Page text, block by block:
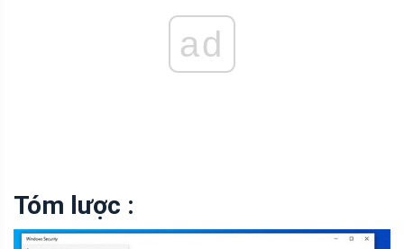
ad
Tóm lược :